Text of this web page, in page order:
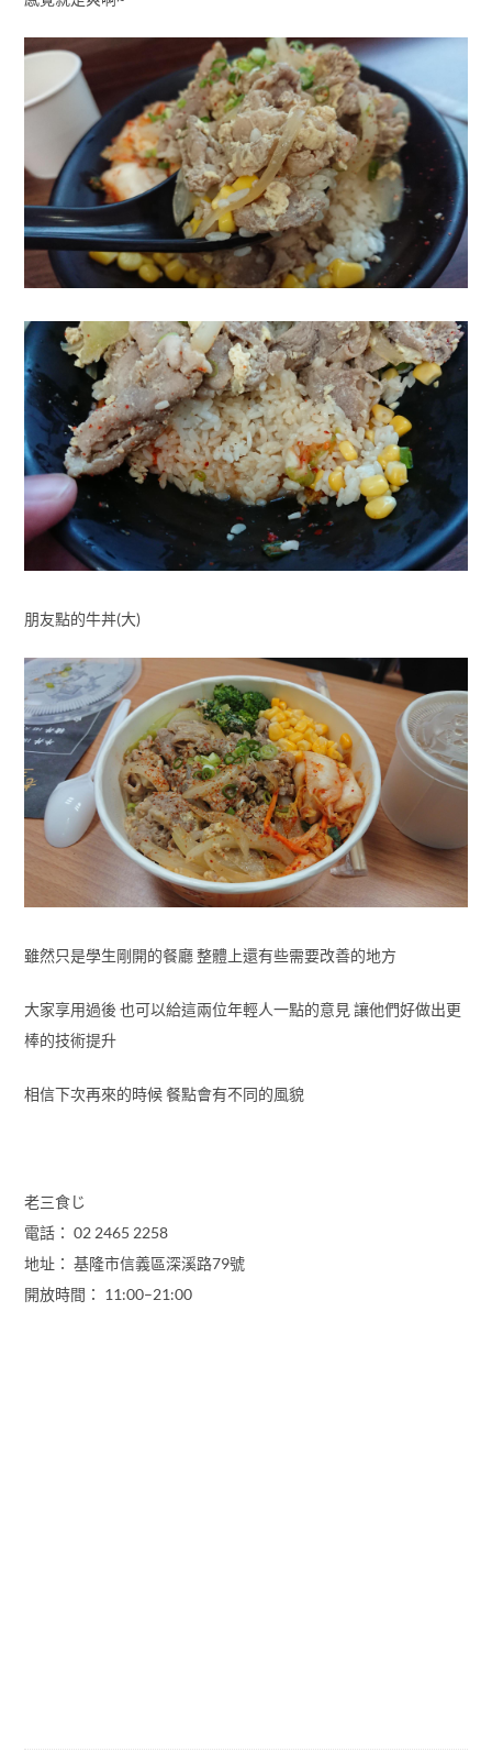
朋友點的牛丼(大)
雖然只是學生剛開的餐廳 整體上還有些需要改善的地方
大家享用過後 也可以給這兩位年輕人一點的意見 讓他們好做出更
棒的技術提升
相信下次再來的時候 餐點會有不同的風貌
老三食じ
電話： 02 2465 2258
地址： 基隆市信義區深溪路79號
開放時間： 11:00–21:00